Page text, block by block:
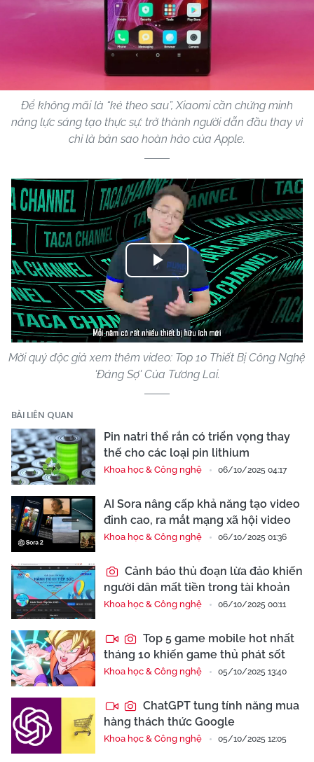
Để không mãi là “kẻ theo sau”, Xiaomi cần chứng minh
năng lực sáng tạo thực sự: trở thành người dẫn đầu thay vì
chỉ là bản sao hoàn hảo của Apple.
Play
Video
Mời quý độc giả xem thêm video: Top 10 Thiết Bị Công Nghệ
'Đáng Sợ' Của Tương Lai.
BÀI LIÊN QUAN
Pin natri thể rắn có triển vọng thay
thế cho các loại pin lithium
Khoa học & Công nghệ 06/10/2025 04:17
AI Sora nâng cấp khả năng tạo video
đỉnh cao, ra mắt mạng xã hội video
Khoa học & Công nghệ 06/10/2025 01:36
Cảnh báo thủ đoạn lừa đảo khiến
người dân mất tiền trong tài khoản
Khoa học & Công nghệ 06/10/2025 00:11
Top 5 game mobile hot nhất
tháng 10 khiến game thủ phát sốt
Khoa học & Công nghệ 05/10/2025 13:40
ChatGPT tung tính năng mua
hàng thách thức Google
Khoa học & Công nghệ 05/10/2025 12:05